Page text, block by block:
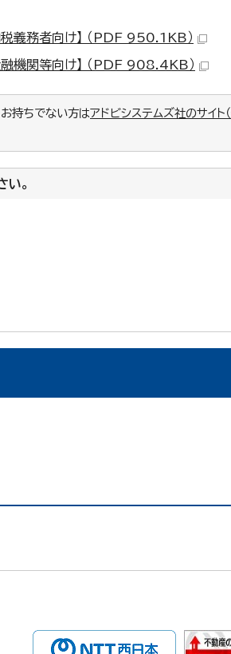
税義務者向け】 （PDF 950.1KB）
融機関等向け】 （PDF 908.4KB）
お持ちでない方はアドビシステムズ社のサイト
い。